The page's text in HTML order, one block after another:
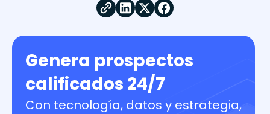
Genera prospectos
calificados 24/7
Con tecnología, datos y estrategia,